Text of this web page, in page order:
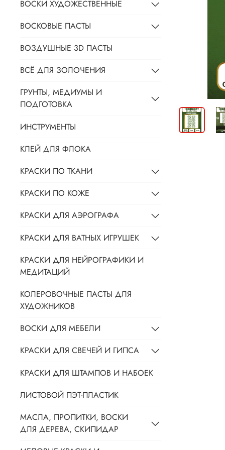
ВОСКИ ХУДОЖЕСТВЕННЫЕ
ВОСКОВЫЕ ПАСТЫ
ВОЗДУШНЫЕ 3D ПАСТЫ
ВСЁ ДЛЯ ЗОЛОЧЕНИЯ
ГРУНТЫ, МЕДИУМЫ И
ПОДГОТОВКА
ИНСТРУМЕНТЫ
КЛЕЙ ДЛЯ ФЛОКА
КРАСКИ ПО ТКАНИ
КРАСКИ ПО КОЖЕ
КРАСКИ ДЛЯ АЭРОГРАФА
КРАСКИ ДЛЯ ВАТНЫХ ИГРУШЕК
КРАСКИ ДЛЯ НЕЙРОГРАФИКИ И
МЕДИТАЦИЙ
КОЛЕРОВОЧНЫЕ ПАСТЫ ДЛЯ
ХУДОЖНИКОВ
ВОСКИ ДЛЯ МЕБЕЛИ
КРАСКИ ДЛЯ СВЕЧЕЙ И ГИПСА
КРАСКИ ДЛЯ ШТАМПОВ И НАБОЕК
ЛИСТОВОЙ ПЭТ-ПЛАСТИК
МАСЛА, ПРОПИТКИ, ВОСКИ
ДЛЯ ДЕРЕВА, СКИПИДАР